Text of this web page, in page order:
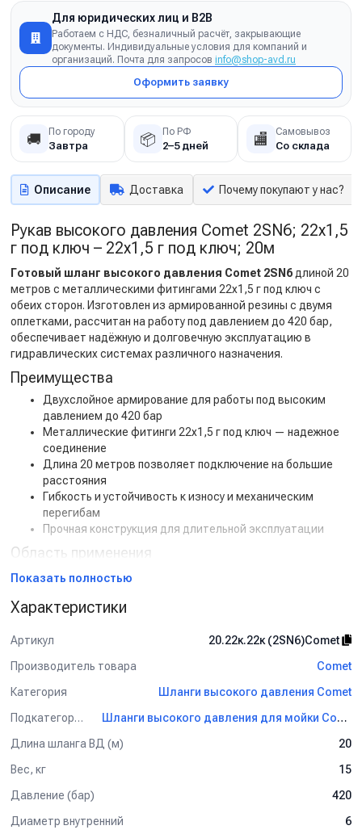
Для юридических лиц и B2B
Работаем с НДС, безналичный расчёт, закрывающие
документы. Индивидуальные условия для компаний и
организаций. Почта для запросов info@shop-avd.ru
Оформить заявку
🚚 По городу
Завтра 📦 По РФ
2–5 дней 🏬 Самовывоз
Со склада
Описание Доставка Почему покупают у нас?
Рукав высокого давления Comet 2SN6; 22х1,5
г под ключ – 22х1,5 г под ключ; 20м
Готовый шланг высокого давления Comet 2SN6 длиной 20
метров с металлическими фитингами 22х1,5 г под ключ с
обеих сторон. Изготовлен из армированной резины с двумя
оплетками, рассчитан на работу под давлением до 420 бар,
обеспечивает надёжную и долговечную эксплуатацию в
гидравлических системах различного назначения.
Преимущества
Двухслойное армирование для работы под высоким
давлением до 420 бар
Металлические фитинги 22х1,5 г под ключ — надежное
соединение
Длина 20 метров позволяет подключение на большие
расстояния
Гибкость и устойчивость к износу и механическим
перегибам
Прочная конструкция для длительной эксплуатации
Область применения
Аппараты высокого давления
Гидравлические системы
Общие характеристики
Вес:15 кг
Рабочее давление:
Диаметр внутренний:6 мм
Показать полностью
Характеристики
Артикул
20.22к.22к (2SN6)Comet
Производитель товара
Comet
Категория
Шланги высокого давления Comet
Подкатегория
Шланги высокого давления для мойки Comet
Длина шланга ВД (м)
20
Вес, кг
15
Давление (бар)
420
Диаметр внутренний
6